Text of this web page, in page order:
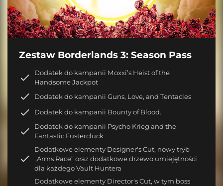
Zestaw Borderlands 3: Season Pass
Dodatek do kampanii Moxxi’s Heist of the
Handsome Jackpot
Dodatek do kampanii Guns, Love, and Tentacles
Dodatek do kampanii Bounty of Blood.
Dodatek do kampanii Psycho Krieg and the
Fantastic Fustercluck
Dodatkowe elementy Designer's Cut, nowy tryb
„Arms Race” oraz dodatkowe drzewo umiejętności
dla każdego Vault Huntera
Dodatkowe elementy Director's Cut, w tym boss